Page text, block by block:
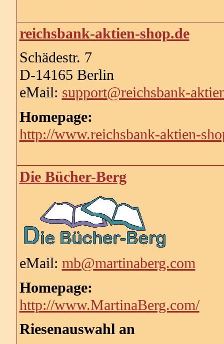
reichsbank-aktien-shop.de
Schädestr. 7
D-14165 Berlin
eMail: support@reichsbank-
Homepage:
http://www.reichsbank-aktien-
Die Bücher-Berg
eMail: mb@martinaberg.com
Homepage:
http://www.MartinaBerg.com/
Riesenauswahl an